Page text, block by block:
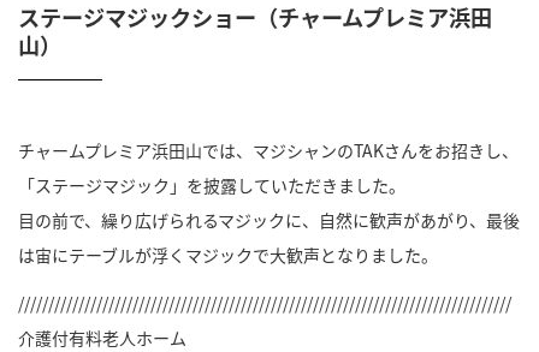
ステージマジックショー（チャームプレミア浜田
山）
チャームプレミア浜田山では、マジシャンのTAKさんをお招きし、
「ステージマジック」を披露していただきました。
目の前で、繰り広げられるマジックに、自然に歓声があがり、最後
は宙にテーブルが浮くマジックで大歓声となりました。
//////////////////////////////////////////////////////////////////////////////////
介護付有料老人ホーム